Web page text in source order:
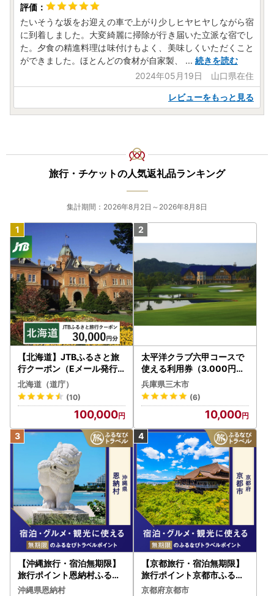
たいそうな坂をお迎えの車で上がり少しヒヤヒヤしながら宿
に到着しました。大変綺麗に掃除が行き届いた立派な宿でし
た。夕食の精進料理は味付けもよく、美味しくいただくこと
ができました。ほとんどの食材が自家製、
... 続きを読む
2024年05月19日 山口県在住
レビューをもっと見る
旅行・チケットの人気返礼品ランキング
集計期間：2026年8月2日～2026年8月8日
【北海道】JTBふるさと旅
行クーポン（Eメール発行
）30,000円分 旅行 トラベ
ル 宿泊 人気 おすすめ JTB
W030T
北海道（道庁）
(10)
100,000
太平洋クラブ六甲コースで
使える利用券（3.000円分
）
兵庫県三木市
(6)
10,000
【沖縄旅行・宿泊無期限】
旅行ポイント恩納村ふるな
びトラベルポイント
沖縄県恩納村
【京都旅行・宿泊無期限】
旅行ポイント京都市ふるな
びトラベルポイント
京都府京都市